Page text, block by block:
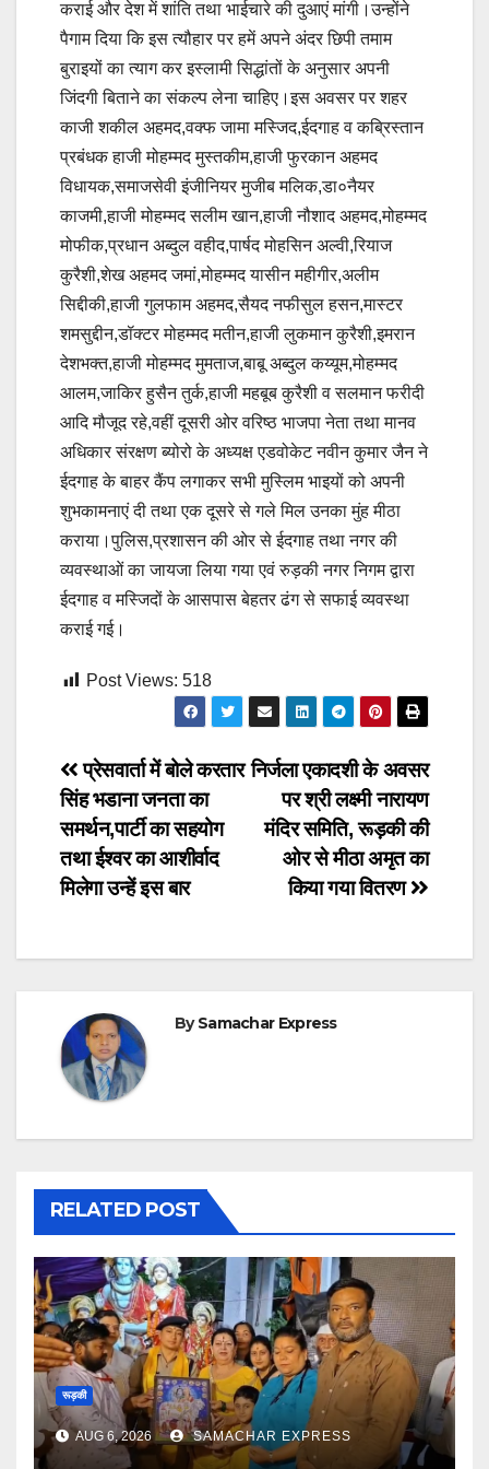
कराई और देश में शांति तथा भाईचारे की दुआएं मांगी।उन्होंने
पैगाम दिया कि इस त्यौहार पर हमें अपने अंदर छिपी तमाम
बुराइयों का त्याग कर इस्लामी सिद्धांतों के अनुसार अपनी
जिंदगी बिताने का संकल्प लेना चाहिए।इस अवसर पर शहर
काजी शकील अहमद,वक्फ जामा मस्जिद,ईदगाह व कब्रिस्तान
प्रबंधक हाजी मोहम्मद मुस्तकीम,हाजी फुरकान अहमद
विधायक,समाजसेवी इंजीनियर मुजीब मलिक,डा०नैयर
काजमी,हाजी मोहम्मद सलीम खान,हाजी नौशाद अहमद,मोहम्मद
मोफीक,प्रधान अब्दुल वहीद,पार्षद मोहसिन अल्वी,रियाज
कुरैशी,शेख अहमद जमां,मोहम्मद यासीन महीगीर,अलीम
सिद्दीकी,हाजी गुलफाम अहमद,सैयद नफीसुल हसन,मास्टर
शमसुद्दीन,डॉक्टर मोहम्मद मतीन,हाजी लुकमान कुरैशी,इमरान
देशभक्त,हाजी मोहम्मद मुमताज,बाबू अब्दुल कय्यूम,मोहम्मद
आलम,जाकिर हुसैन तुर्क,हाजी महबूब कुरैशी व सलमान फरीदी
आदि मौजूद रहे,वहीं दूसरी ओर वरिष्ठ भाजपा नेता तथा मानव
अधिकार संरक्षण ब्योरो के अध्यक्ष एडवोकेट नवीन कुमार जैन ने
ईदगाह के बाहर कैंप लगाकर सभी मुस्लिम भाइयों को अपनी
शुभकामनाएं दी तथा एक दूसरे से गले मिल उनका मुंह मीठा
कराया।पुलिस,प्रशासन की ओर से ईदगाह तथा नगर की
व्यवस्थाओं का जायजा लिया गया एवं रुड़की नगर निगम द्वारा
ईदगाह व मस्जिदों के आसपास बेहतर ढंग से सफाई व्यवस्था
कराई गई।
Post Views: 518
Post
navigation
निर्जला एकादशी के अवसर
पर श्री लक्ष्मी नारायण
मंदिर समिति, रूड़की की
ओर से मीठा अमृत का
किया गया वितरण
प्रेसवार्ता में बोले करतार
सिंह भडाना जनता का
समर्थन,पार्टी का सहयोग
तथा ईश्वर का आशीर्वाद
मिलेगा उन्हें इस बार
BySamachar Express
RELATED POST
रूड़की
AUG 6, 2026 SAMACHAR EXPRESS